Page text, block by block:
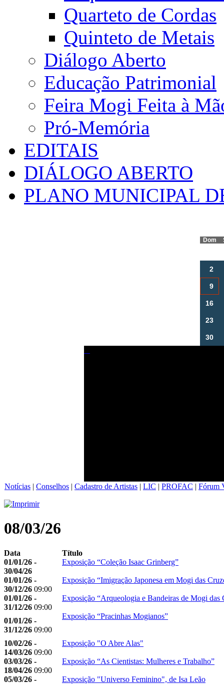
Quarteto de Cordas
Quinteto de Metais
Diálogo Aberto
Educação Patrimonial
Feira Mogi Feita à
Pró-Memória
EDITAIS
DIÁLOGO ABERTO
PLANO MUNICIPAL
Dom
2
9
16
23
30
Notícias | Conselhos | Cadastro de Artistas | LIC | PROFAC | Fórum
08/03/26
Data
Título
01/01/26 -
30/04/26
Exposição “Coleção Isaac Grinberg”
01/01/26 -
30/12/26 09:00
Exposição “Imigração Japonesa em Mogi das
01/01/26 -
31/12/26 09:00
Exposição “Arqueologia e Bandeiras de Mogi das
01/01/26 -
31/12/26 09:00
Exposição “Pracinhas Mogianos”
10/02/26 -
14/03/26 09:00
Exposição "O Abre Alas"
03/03/26 -
18/04/26 09:00
Exposição “As Cientistas: Mulheres e Trabalho”
05/03/26 -
Exposição "Universo Feminino", de Isa Leão